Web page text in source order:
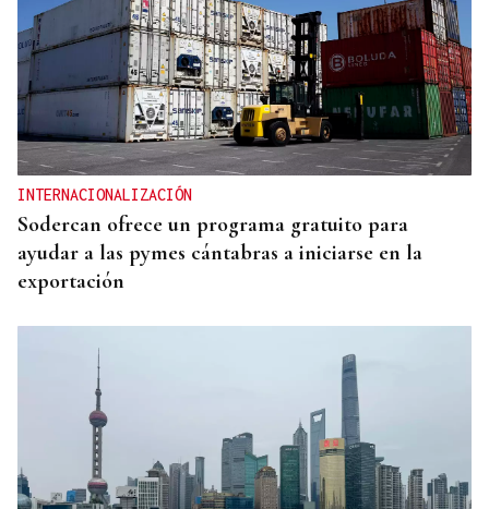
INTERNACIONALIZACIÓN
Sodercan ofrece un programa gratuito para
ayudar a las pymes cántabras a iniciarse en la
exportación